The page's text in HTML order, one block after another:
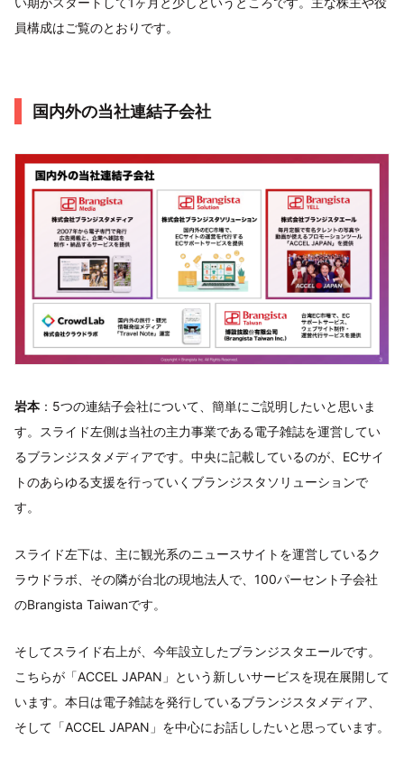
員構成はご覧のとおりです。
国内外の当社連結子会社
岩本 ：5つの連結子会社について、簡単にご説明したいと思いま
す。スライド左側は当社の主力事業である電子雑誌を運営してい
るブランジスタメディアです。中央に記載しているのが、ECサイ
トのあらゆる支援を行っていくブランジスタソリューションで
す。
スライド左下は、主に観光系のニュースサイトを運営しているク
ラウドラボ、その隣が台北の現地法人で、100パーセント子会社
のBrangista Taiwanです。
そしてスライド右上が、今年設立したブランジスタエールです。
こちらが「ACCEL JAPAN」という新しいサービスを現在展開して
います。本日は電子雑誌を発行しているブランジスタメディア、
そして「ACCEL JAPAN」を中心にお話ししたいと思っています。